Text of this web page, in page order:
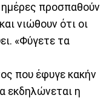
ημέρες προσπαθούν
νιώθουν ότι οι
«Φύγετε τα
που έφυγε κακήν
εκδηλώνεται η